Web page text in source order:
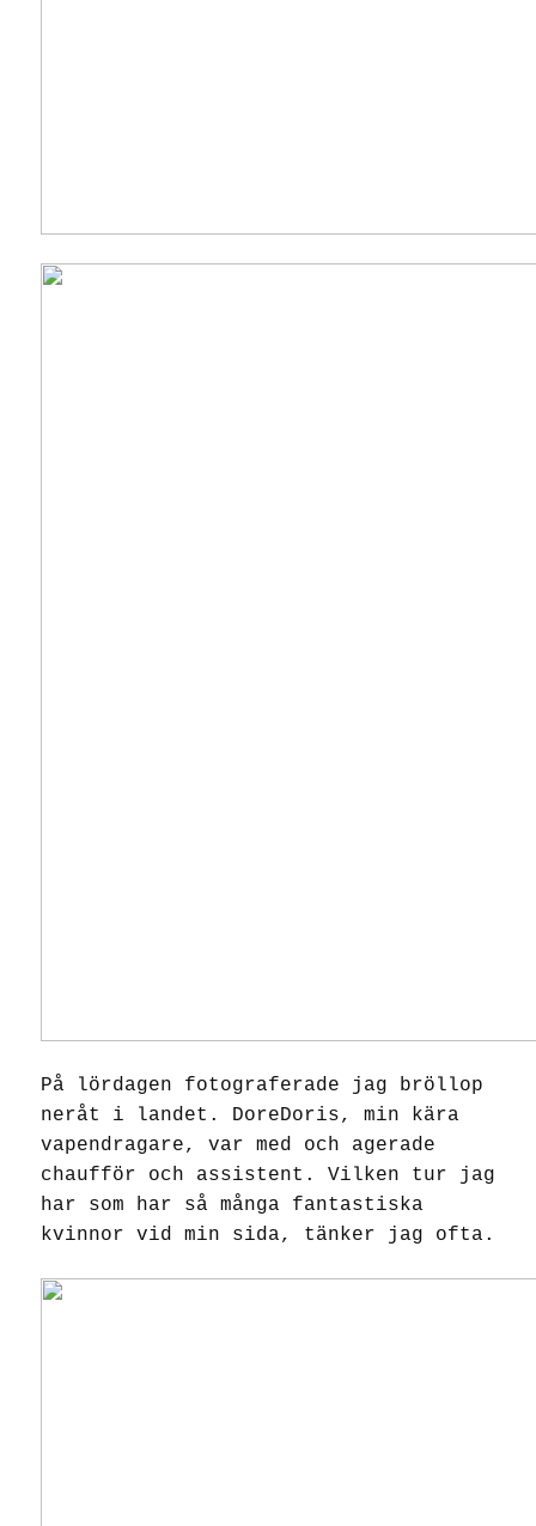
På lördagen fotograferade jag bröllop
neråt i landet. DoreDoris, min kära
vapendragare, var med och agerade
chaufför och assistent. Vilken tur jag
har som har så många fantastiska
kvinnor vid min sida, tänker jag ofta.